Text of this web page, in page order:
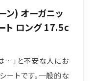
) オーガニッ
ト ロング 17.5c
…」と不安な人にお
ートです。一般的な